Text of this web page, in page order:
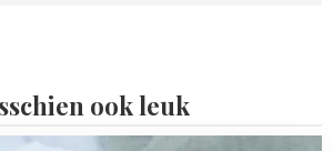
ook leuk